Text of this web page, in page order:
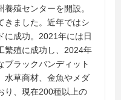
殖センターを開設。
きました。近年ではシ
に成功。2021年には日
繁殖に成功し、2024年
ブラックバンディット
水草商材、金魚やメダ
り、現在200種以上の